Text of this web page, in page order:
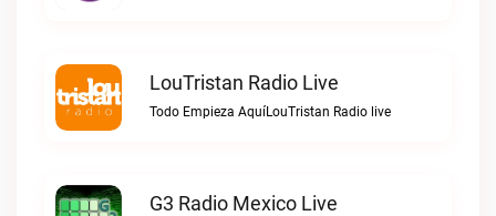
LouTristan Radio Live
Todo Empieza AquíLouTristan Radio live
G3 Radio Mexico Live